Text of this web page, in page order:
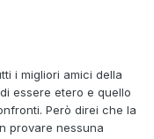
i migliori amici della
essere etero e quello
Però direi che la
provare nessuna